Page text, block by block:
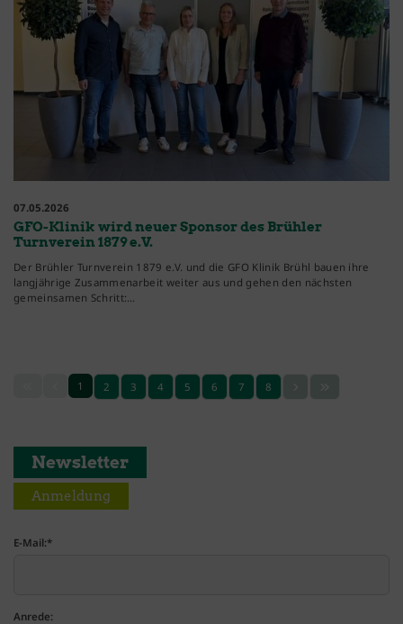
07.05.2026
GFO-Klinik wird neuer Sponsor des Brühler
Turnverein 1879 e.V.
Der Brühler Turnverein 1879 e.V. und die GFO Klinik Brühl bauen ihre
langjährige Zusammenarbeit weiter aus und gehen den nächsten
gemeinsamen Schritt:…
1 2 3 4 5 6 7 8
Newsletter
Anmeldung
E-Mail:*
Anrede: